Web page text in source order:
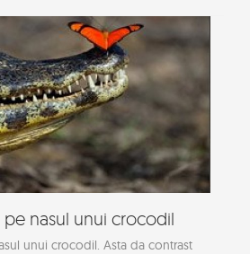
nasul unui crocodil
unui crocodil. Asta da contrast